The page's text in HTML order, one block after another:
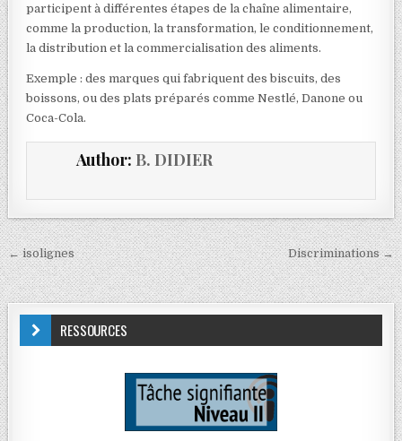
participent à différentes étapes de la chaîne alimentaire,
comme la production, la transformation, le conditionnement,
la distribution et la commercialisation des aliments.
Exemple : des marques qui fabriquent des biscuits, des
boissons, ou des plats préparés comme Nestlé, Danone ou
Coca-Cola.
Author: B. DIDIER
← isolignes Discriminations →
RESSOURCES